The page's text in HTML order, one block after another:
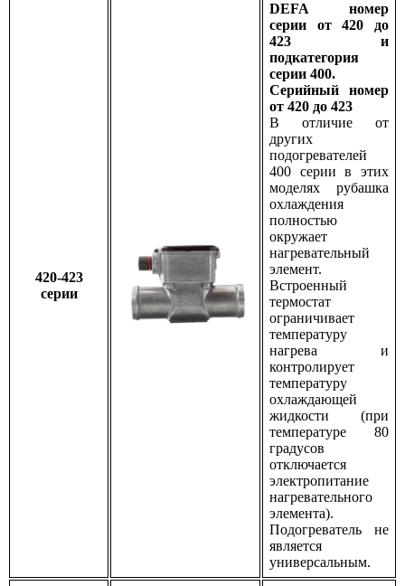
420-423
серии
DEFA номер
серии от 420 до
423 и
подкатегория
серии 400.
Серийный номер
от 420 до 423
В отличие от
других
подогревателей
400 серии в этих
моделях рубашка
охлаждения
полностью
окружает
нагревательный
элемент.
Встроенный
термостат
ограничивает
температуру
нагрева и
контролирует
температуру
охлаждающей
жидкости (при
температуре 80
градусов
отключается
электропитание
нагревательного
элемента).
Подогреватель не
является
универсальным.